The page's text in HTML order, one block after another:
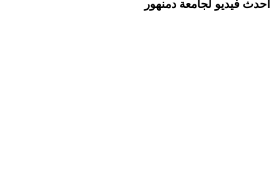
أحدث فيديو لجامعة دمنهور